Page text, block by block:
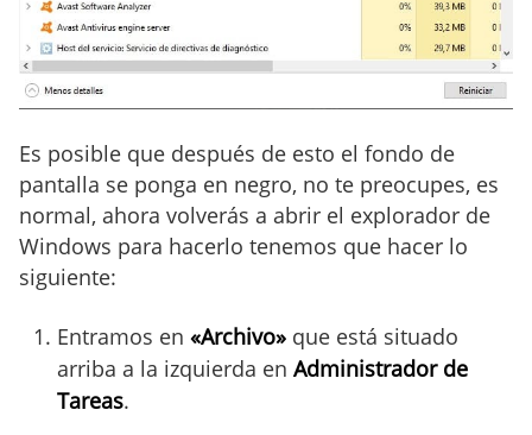
Es posible que después de esto el fondo de
pantalla se ponga en negro, no te preocupes, es
normal, ahora volverás a abrir el explorador de
Windows para hacerlo tenemos que hacer lo
siguiente:
Entramos en «Archivo» que está situado
arriba a la izquierda en Administrador de
Tareas.